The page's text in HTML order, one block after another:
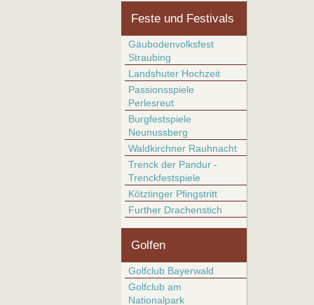
Feste und Festivals
Gäubodenvolksfest
Straubing
Landshuter Hochzeit
Passionsspiele
Perlesreut
Burgfestspiele
Neunussberg
Waldkirchner Rauhnacht
Trenck der Pandur -
Trenckfestspiele
Kötztinger Pfingstritt
Further Drachenstich
Golfen
Golfclub Bayerwald
Golfclub am
Nationalpark